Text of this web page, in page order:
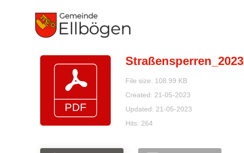
Straßensperren_2023
File size: 108.99 KB
Created: 21-05-2023
Updated: 21-05-2023
Hits: 264